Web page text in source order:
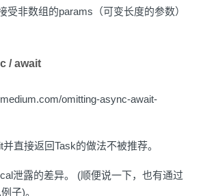
受非数组的params（可变长度的参数）
/ await
omitting-async-await-
直接返回Task的做法不被推荐。
泄露的差异。 (顺便说一下，也有通过
子)。